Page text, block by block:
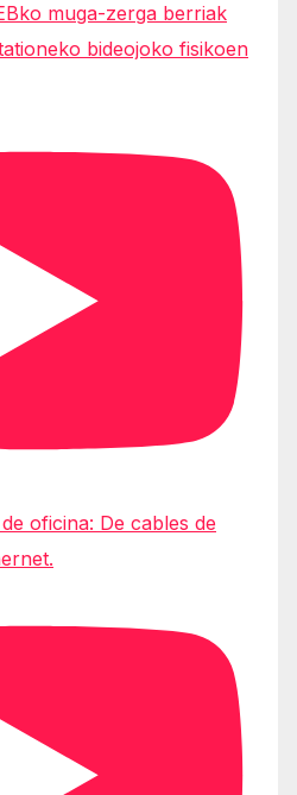
muga-zerga berriak
bideojoko fisikoen
oficina: De cables de